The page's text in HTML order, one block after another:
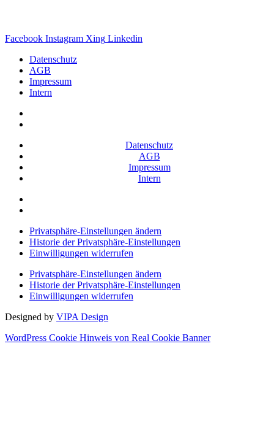
Facebook Instagram Xing Linkedin
Datenschutz
AGB
Impressum
Intern
Datenschutz
AGB
Impressum
Intern
Privatsphäre-Einstellungen ändern
Historie der Privatsphäre-Einstellungen
Einwilligungen widerrufen
Privatsphäre-Einstellungen ändern
Historie der Privatsphäre-Einstellungen
Einwilligungen widerrufen
Designed by VIPA Design
WordPress Cookie Hinweis von Real Cookie Banner